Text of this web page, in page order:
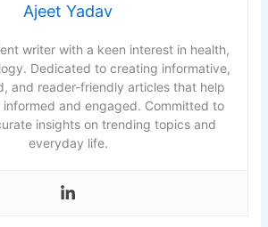
Ajeet Yadav
writer with a keen interest in health,
Dedicated to creating informative,
and reader-friendly articles that help
and engaged. Committed to
insights on trending topics and
everyday life.